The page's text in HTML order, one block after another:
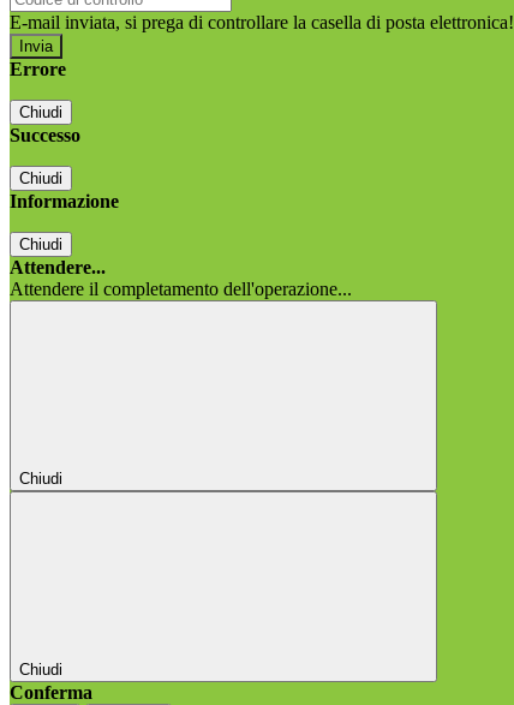
E-mail inviata, si prega di controllare la casella di posta elettronica!
Errore
Chiudi
Successo
Chiudi
Informazione
Chiudi
Attendere...
Attendere il completamento dell'operazione...
Chiudi
Chiudi
Conferma